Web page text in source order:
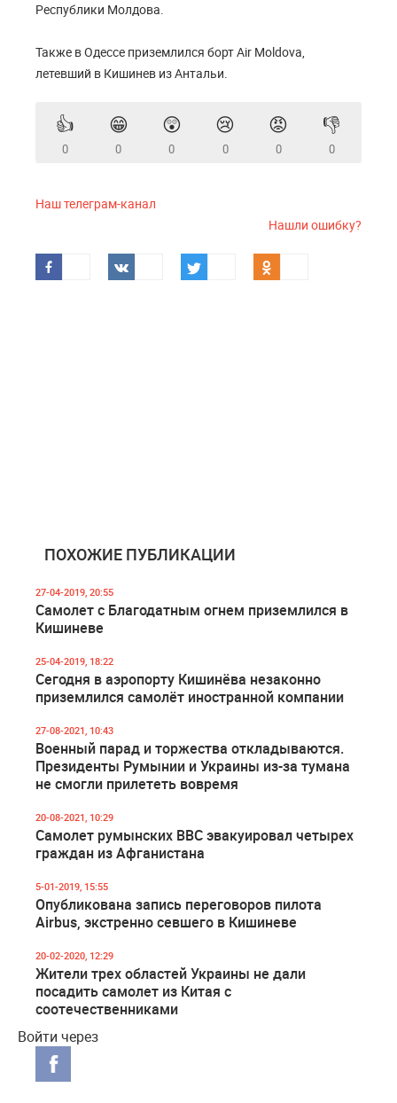
Республики Молдова.
Также в Одессе приземлился борт Air Moldova,
летевший в Кишинев из Антальи.
👍
0
😁
0
😲
0
😢
0
😡
0
👎
0
Наш телеграм-канал
Нашли ошибку?
ПОХОЖИЕ ПУБЛИКАЦИИ
27-04-2019, 20:55
Самолет с Благодатным огнем приземлился в
Кишиневе
25-04-2019, 18:22
Сегодня в аэропорту Кишинёва незаконно
приземлился самолёт иностранной компании
27-08-2021, 10:43
Военный парад и торжества откладываются.
Президенты Румынии и Украины из-за тумана
не смогли прилететь вовремя
20-08-2021, 10:29
Самолет румынских ВВС эвакуировал четырех
граждан из Афганистана
5-01-2019, 15:55
Опубликована запись переговоров пилота
Airbus, экстренно севшего в Кишиневе
20-02-2020, 12:29
Жители трех областей Украины не дали
посадить самолет из Китая с
соотечественниками
Войти через